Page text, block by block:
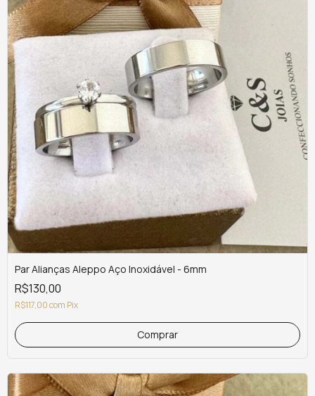
Par Alianças Aleppo Aço Inoxidável - 6mm
R$130,00
R$117,00com Pix